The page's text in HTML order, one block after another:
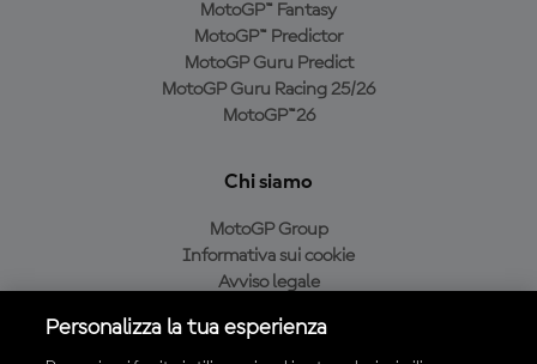
MotoGP™ Fantasy
MotoGP™ Predictor
MotoGP Guru Predict
MotoGP Guru Racing 25/26
MotoGP™26
Chi siamo
MotoGP Group
Informativa sui cookie
Avviso legale
Condizioni di acquisto
Personalizza la tua esperienza